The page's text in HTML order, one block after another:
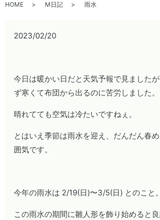
HOME M日記 雨水
2023/02/20
今日は暖かい日だと天気予報で見ました
ず寒くて布団から出るのに苦労しました。
晴れてても空気は冷たいですねぇ。
とはいえ季節は雨水を迎え、だんだん春
囲気です。
今年の雨水は 2/19(日)〜3/5(日) とのこと。
この雨水の期間に雛人形を飾り始めると